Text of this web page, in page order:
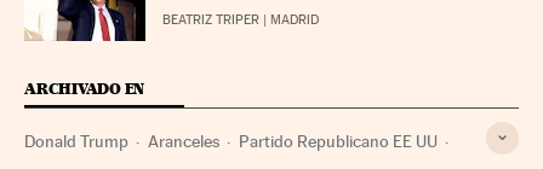
BEATRIZ TRIPER | MADRID
ARCHIVADO EN
Donald Trump Aranceles Partido Republicano EE UU